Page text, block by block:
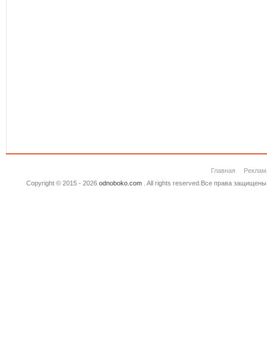
Главная
Copyright © 2015 - 2026 odnoboko.com. All rights reserved.Все права защищены.